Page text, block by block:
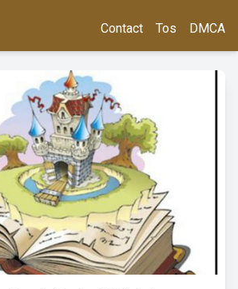
Contact Tos DMCA